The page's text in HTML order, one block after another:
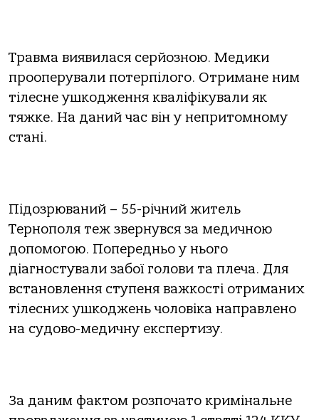
Травма виявилася серйозною. Медики
прооперували потерпілого. Отримане ним
тілесне ушкодження кваліфікували як
тяжке. На даний час він у непритомному
стані.
Підозрюваний – 55-річний житель
Тернополя теж звернувся за медичною
допомогою. Попередньо у нього
діагностували забої голови та плеча. Для
встановлення ступеня важкості отриманих
тілесних ушкоджень чоловіка направлено
на судово-медичну експертизу.
За даним фактом розпочато кримінальне